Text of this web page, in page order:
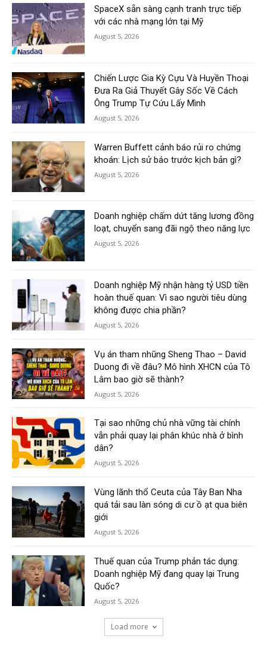
SpaceX sẵn sàng cạnh tranh trực tiếp
với các nhà mạng lớn tại Mỹ
August 5, 2026
Chiến Lược Gia Kỳ Cựu Và Huyền Thoại
Đưa Ra Giả Thuyết Gây Sốc Về Cách
Ông Trump Tự Cứu Lấy Mình
August 5, 2026
Warren Buffett cảnh báo rủi ro chứng
khoán: Lịch sử báo trước kịch bản gì?
August 5, 2026
Doanh nghiệp chấm dứt tăng lương đồng
loạt, chuyển sang đãi ngộ theo năng lực
August 5, 2026
Doanh nghiệp Mỹ nhận hàng tỷ USD tiền
hoàn thuế quan: Vì sao người tiêu dùng
không được chia phần?
August 5, 2026
Vụ án tham nhũng Sheng Thao – David
Duong đi về đâu? Mô hình XHCN của Tô
Lâm bao giờ sẽ thành?
August 5, 2026
Tại sao những chủ nhà vững tài chính
vẫn phải quay lại phân khúc nhà ở bình
dân?
August 5, 2026
Vùng lãnh thổ Ceuta của Tây Ban Nha
quá tải sau làn sóng di cư ồ ạt qua biên
giới
August 5, 2026
Thuế quan của Trump phản tác dụng:
Doanh nghiệp Mỹ đang quay lại Trung
Quốc?
August 5, 2026
Load more